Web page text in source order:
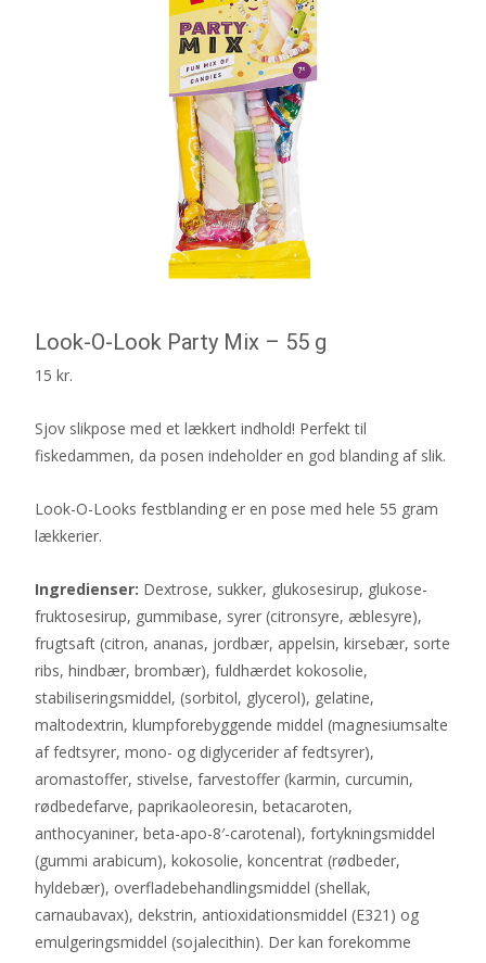
Look-O-Look Party Mix – 55 g
15 kr.
Sjov slikpose med et lækkert indhold! Perfekt til
fiskedammen, da posen indeholder en god blanding af slik.
Look-O-Looks festblanding er en pose med hele 55 gram
lækkerier.
Ingredienser: Dextrose, sukker, glukosesirup, glukose-
fruktosesirup, gummibase, syrer (citronsyre, æblesyre),
frugtsaft (citron, ananas, jordbær, appelsin, kirsebær, sorte
ribs, hindbær, brombær), fuldhærdet kokosolie,
stabiliseringsmiddel, (sorbitol, glycerol), gelatine,
maltodextrin, klumpforebyggende middel (magnesiumsalte
af fedtsyrer, mono- og diglycerider af fedtsyrer),
aromastoffer, stivelse, farvestoffer (karmin, curcumin,
rødbedefarve, paprikaoleoresin, betacaroten,
anthocyaniner, beta-apo-8′-carotenal), fortykningsmiddel
(gummi arabicum), kokosolie, koncentrat (rødbeder,
hyldebær), overfladebehandlingsmiddel (shellak,
carnaubavax), dekstrin, antioxidationsmiddel (E321) og
emulgeringsmiddel (sojalecithin). Der kan forekomme